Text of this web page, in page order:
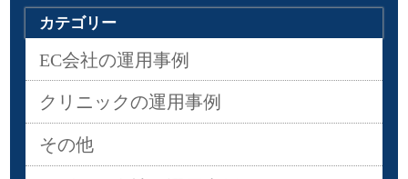
カテゴリー
EC会社の運用事例
クリニックの運用事例
その他